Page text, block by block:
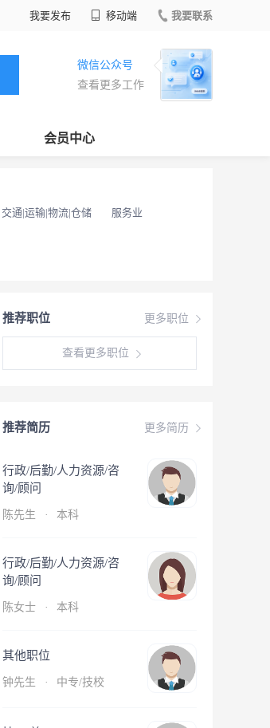
我要发布 移动端 我要联系
微信公众号
查看更多工作
会员中心
交通|运输|物流|仓储
服务业
更多职位
推荐职位
查看更多职位
更多简历
推荐简历
行政/后勤/人力资源/咨
询/顾问
陈先生 · 本科
行政/后勤/人力资源/咨
询/顾问
陈女士 · 本科
其他职位
钟先生 · 中专/技校